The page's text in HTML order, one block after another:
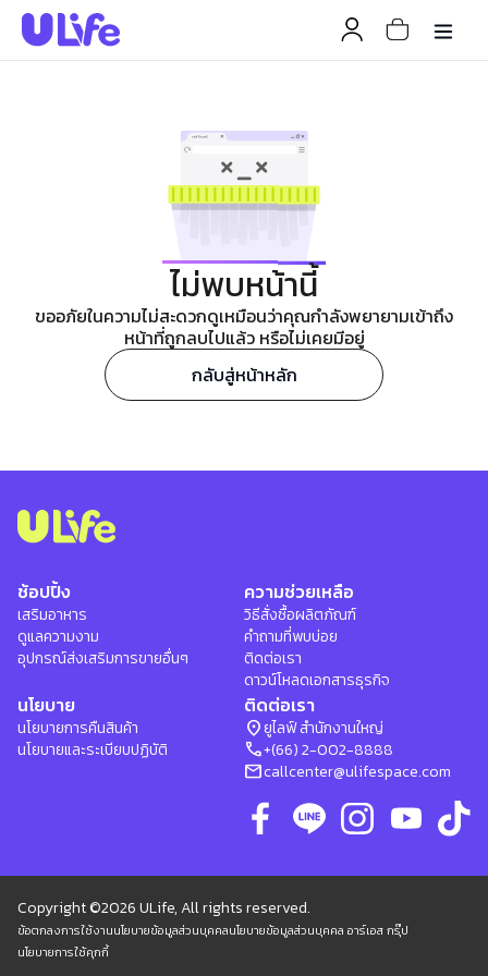
ไม่พบหน้านี้
ขออภัยในความไม่สะดวกดูเหมือนว่าคุณกำลังพยายามเข้าถึง
หน้าที่ถูกลบไปแล้ว หรือไม่เคยมีอยู่
กลับสู่หน้าหลัก
ช้อปปิ้ง
เสริมอาหาร
ดูแลความงาม
อุปกรณ์ส่งเสริมการขายอื่นๆ
ความช่วยเหลือ
วิธีสั่งซื้อผลิตภัณฑ์
คำถามที่พบบ่อย
ติดต่อเรา
ดาวน์โหลดเอกสารธุรกิจ
นโยบาย
นโยบายการคืนสินค้า
นโยบายและระเบียบปฏิบัติ
ติดต่อเรา
location_onยูไลฟ์ สำนักงานใหญ่
phone+(66) 2-002-8888
mailcallcenter@ulifespace.com
Copyright ©2026 ULife, All rights reserved.
ข้อตกลงการใช้งานนโยบายข้อมูลส่วนบุคคลนโยบายข้อมูลส่วนบุคคล อาร์เอส กรุ๊ป
นโยบายการใช้คุกกี้